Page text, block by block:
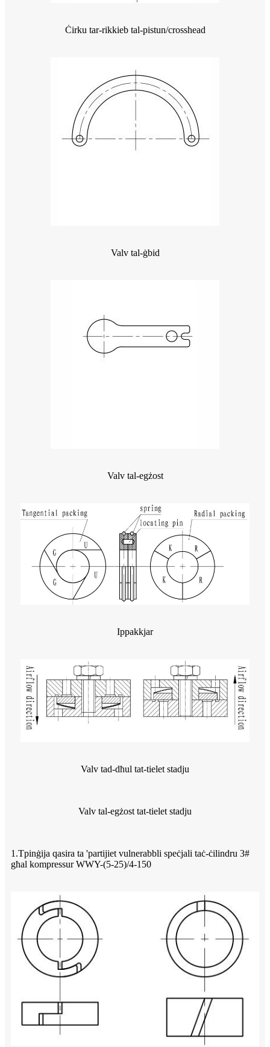
Ċirku tar-rikkieb tal-pistun/crosshead
Valv tal-ġbid
Valv tal-egżost
Ippakkjar
Valv tad-dħul tat-tielet stadju
Valv tal-egżost tat-tielet stadju
1.Tpinġija qasira ta 'partijiet vulnerabbli speċjali taċ-ċilindru 3#
għal kompressur WWY-(5-25)/4-150